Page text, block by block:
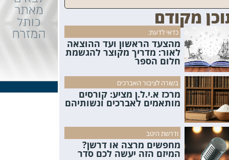
מקודם
כדאי לדעת:
מהצעד הראשון ועד ההוצאה
לאור: מדריך מקוצר להגשמת
חלום הספר
בשורה לציבור האברכים
מרכז א.י.ל.ן מציע: קורסים
מותאמים לאברכים ונשותיהם
ודרשת היטב
מחפשים מרצה או דרשן?
המיזם הזה יעשה לכם סדר